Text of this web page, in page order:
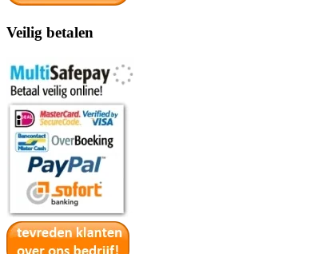
Veilig betalen